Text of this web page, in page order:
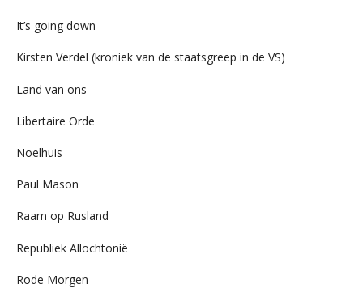
It’s going down
Kirsten Verdel (kroniek van de staatsgreep in de VS)
Land van ons
Libertaire Orde
Noelhuis
Paul Mason
Raam op Rusland
Republiek Allochtonië
Rode Morgen